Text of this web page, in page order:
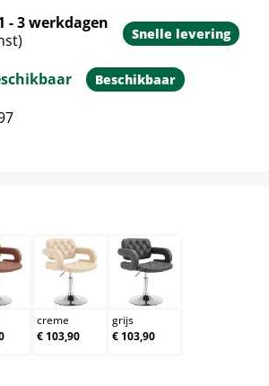
- 3 werkdagen
Snelle levering
Beschikbaar
creme
creme
€ 103,90
grijs
grijs
€ 103,90